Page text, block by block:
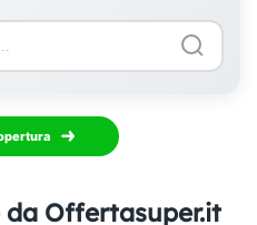
Offertasuper.it